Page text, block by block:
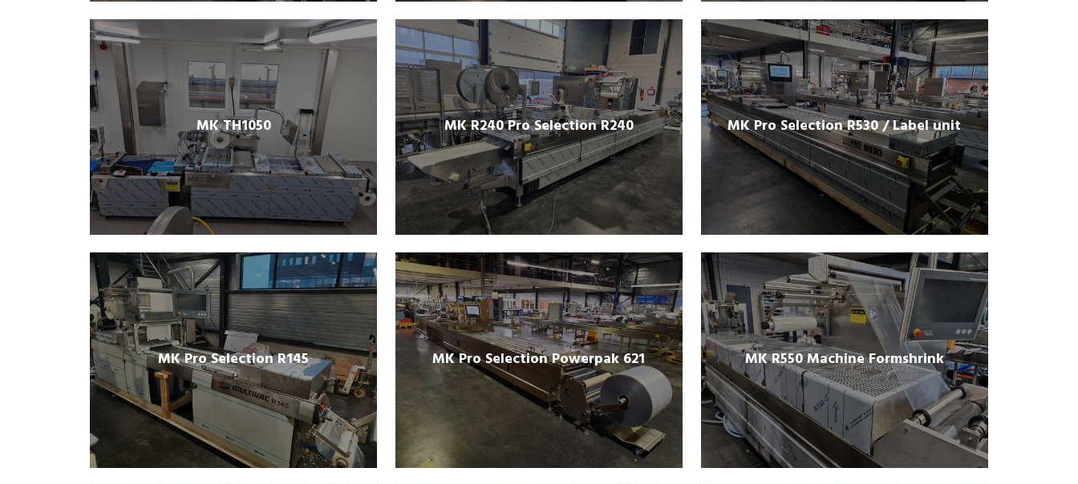
MK TH1050 MK R240 Pro Selection R240 MK Pro Selection R530 / Label unit
MK Pro Selection R145 MK Pro Selection Powerpak 621 MK R550 Machine Formshrink